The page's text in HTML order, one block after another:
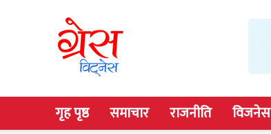
गृह पृष्ठ समाचार राजनीति विजनेस